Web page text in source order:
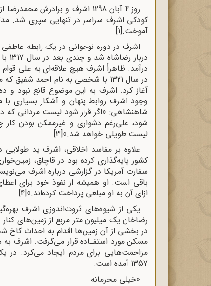
روز 4 آبان 1298 اشرف و
کودکی اشرف سراسر در تنهایی سپری شد.
آموخت.[1]
اشرف در دوره نوجوانی در یک رابطه عاطفی
درآمد. ظاهراً اشرف هیچ علاقه‌ای به علی
در سال 1321 با شخصی به نام احمد
آغاز کرد. اشرف به این موضوع قانع نبود و
وجود اشرف روابط پنهان و آشکار بسیاری
شود، علی‌رغم دشواری و غیرممکن بودن
لیست طویلی خواهد شد.»[3]
علاوه بر مفاسد اخلاقی، اشرف ید
کشور پایه‌گذاری کرده بود در قاچاق،
سفارت آمریکا در گزارشی درباره اشرف
باقی است. او همیشه از نفوذ خود برای
ازای آن به او مبلغی پرداخت کرده‌اند.»[4]
یکی از شیوه‌‌های ثروت‌اندوزی اشرف
رضاخان یک میلیون متر مربع از زمین‌های کنار
در بخشی از آن زمین‌ها اقدام به احداث
مسکن مورد استفـاده قرار می‌گرفت. اشرف به
مزاحمت‌هایی برای مردم ایجاد می‌کرد. در
1357 آمده است:
«خیلی محرمانه